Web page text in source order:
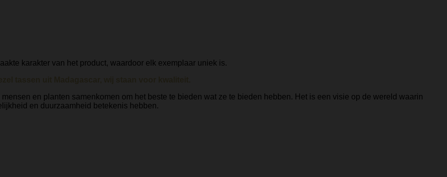
karakter van het product, waardoor elk exemplaar uniek is.
en planten samenkomen om het beste te bieden wat ze te bieden hebben. Het is een visie op de wereld waarin
en duurzaamheid betekenis hebben.